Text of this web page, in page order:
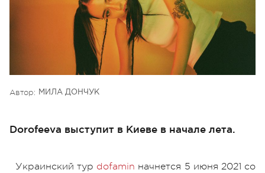
Автор: МИЛА ДОНЧУК
Dorofeeva выступит в Киеве в начале лета.
Украинский тур dofamin начнется 5 июня 2021 со